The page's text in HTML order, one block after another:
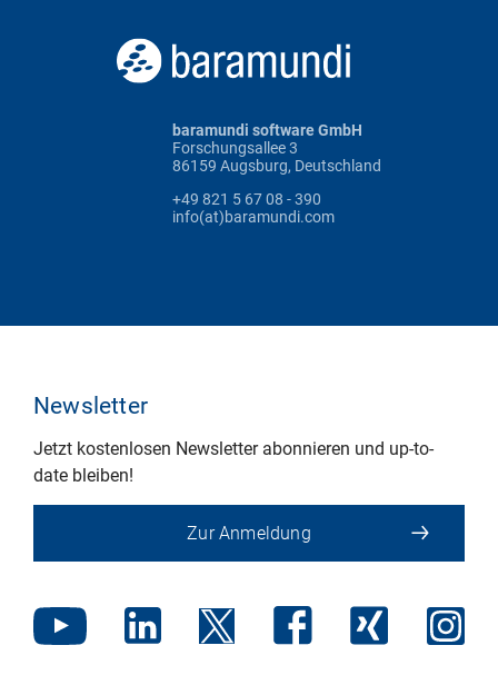
baramundi software GmbH
Forschungsallee 3
86159 Augsburg, Deutschland
+49 821 5 67 08 - 390
info(at)baramundi.com
Newsletter
Jetzt kostenlosen Newsletter abonnieren und up-to-
date bleiben!
Zur Anmeldung